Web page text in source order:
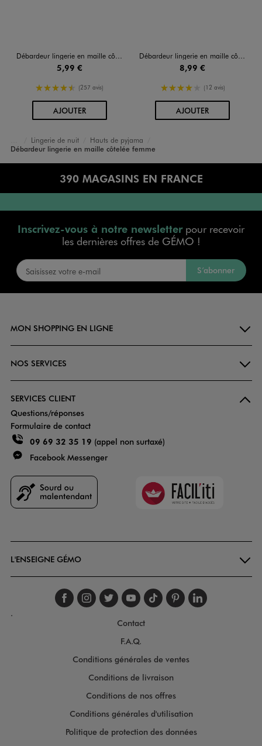
Débardeur lingerie en maille côtelée femme
5,99 €
4.5/5 de moyenne
(257 avis)
AJOUTERAU PANIER
Débardeur lingerie en maille côtelée femme
8,99 €
4/5 de moyenne
(12 avis)
AJOUTERAU PANIER
Accueil
Femme
Lingerie
Lingerie de nuit
Hauts de pyjama
Débardeur lingerie en maille côtelée femme
390 MAGASINS EN FRANCE
Inscrivez-vous à notre newsletterpour recevoir
les dernières offres de GÉMO !
S’abonner
MON SHOPPING EN LIGNE
NOS SERVICES
SERVICES CLIENT
Questions/réponses
Formulaire de contact
09 69 32 35 19 (appel non surtaxé)
Facebook Messenger
Faciliti
L'ENSEIGNE GÉMO
Suivez-nous sur
Suivez-nous sur
Suivez-nous sur
Suivez-nous
Suivez-nous
Suivez-
.
Contact
F.A.Q.
Conditions générales de ventes
Conditions de livraison
Conditions de nos offres
Conditions générales d'utilisation
Politique de protection des données